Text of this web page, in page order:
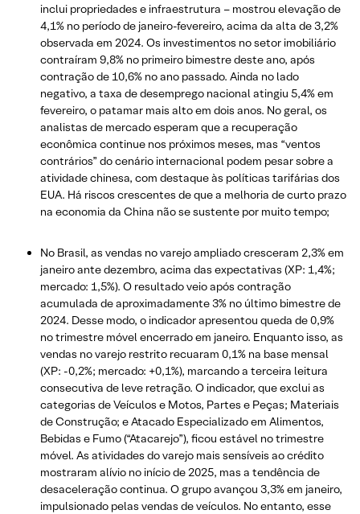
inclui propriedades e infraestrutura – mostrou elevação de
4,1% no período de janeiro-fevereiro, acima da alta de 3,2%
observada em 2024. Os investimentos no setor imobiliário
contraíram 9,8% no primeiro bimestre deste ano, após
contração de 10,6% no ano passado. Ainda no lado
negativo, a taxa de desemprego nacional atingiu 5,4% em
fevereiro, o patamar mais alto em dois anos. No geral, os
analistas de mercado esperam que a recuperação
econômica continue nos próximos meses, mas “ventos
contrários” do cenário internacional podem pesar sobre a
atividade chinesa, com destaque às políticas tarifárias dos
EUA. Há riscos crescentes de que a melhoria de curto prazo
na economia da China não se sustente por muito tempo;
No Brasil, as vendas no varejo ampliado cresceram 2,3% em
janeiro ante dezembro, acima das expectativas (XP: 1,4%;
mercado: 1,5%). O resultado veio após contração
acumulada de aproximadamente 3% no último bimestre de
2024. Desse modo, o indicador apresentou queda de 0,9%
no trimestre móvel encerrado em janeiro. Enquanto isso, as
vendas no varejo restrito recuaram 0,1% na base mensal
(XP: -0,2%; mercado: +0,1%), marcando a terceira leitura
consecutiva de leve retração. O indicador, que exclui as
categorias de Veículos e Motos, Partes e Peças; Materiais
de Construção; e Atacado Especializado em Alimentos,
Bebidas e Fumo (“Atacarejo”), ficou estável no trimestre
móvel. As atividades do varejo mais sensíveis ao crédito
mostraram alívio no início de 2025, mas a tendência de
desaceleração continua. O grupo avançou 3,3% em janeiro,
impulsionado pelas vendas de veículos. No entanto, esse